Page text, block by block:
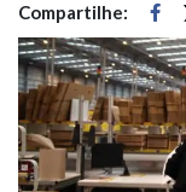
Compartilhe: